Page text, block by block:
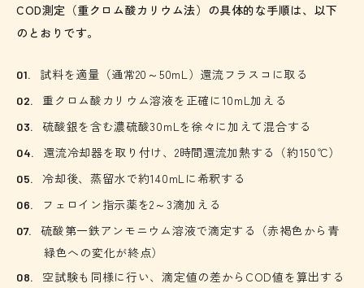
COD測定（重クロム酸カリウム法）の具体的な手順は、以下
のとおりです。
試料を適量（通常20～50mL）還流フラスコに取る
重クロム酸カリウム溶液を正確に10mL加える
硫酸銀を含む濃硫酸30mLを徐々に加えて混合する
還流冷却器を取り付け、2時間還流加熱する（約150℃）
冷却後、蒸留水で約140mLに希釈する
フェロイン指示薬を2～3滴加える
硫酸第一鉄アンモニウム溶液で滴定する（赤褐色から青
緑色への変化が終点）
空試験も同様に行い、滴定値の差からCOD値を算出する